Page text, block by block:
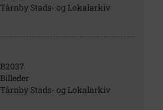
Tårnby Stads- og Lokalarkiv
B2037
Billeder
Tårnby Stads- og Lokalarkiv